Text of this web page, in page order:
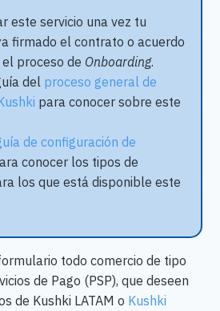
este servicio una vez tu
firmado el contrato o acuerdo
proceso de Onboarding.
del proceso general de
para conocer sobre este
de configuración de
conocer los tipos de
los que está disponible este
todo comercio de tipo
de Pago (PSP), que deseen
de Kushki LATAM o Kushki